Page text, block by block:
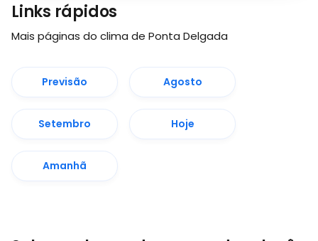
Links rápidos
Mais páginas do clima de Ponta Delgada
Previsão Agosto
Setembro Hoje
Amanhã